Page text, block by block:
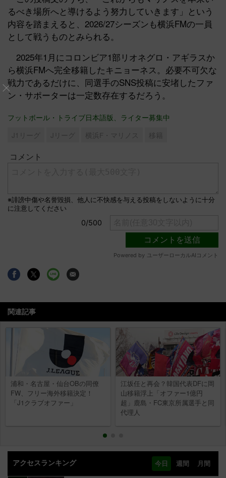
るべき場所へと導けるよう努力していきます」という
内容を踏まえると、2026/27シーズンも横浜FMの一員
として戦うものとみられる。
2025年1月にコロンビア1部リオネグロ・アギラスか
ら横浜FMへ完全移籍したキニョーネス。必要不可欠な
戦力であるだけに、同選手のSNS投稿に安堵したファ
ン・サポーターは一定数存在するだろう。
フットボール・トライブ日本語版、ライター募集中
J1リーグ Jリーグ 横浜F・マリノス 移籍
関連記事
浦和・名古屋・仙台OBの同僚
FW、フリー海外移籍決定！
「J1クラブオファー」
江坂任と再会？韓国代表DFに岡
山移籍浮上「オファー1億円
超」鹿島・FC東京所属選手と同
代理人
アクセスランキング 今日 週間 月間